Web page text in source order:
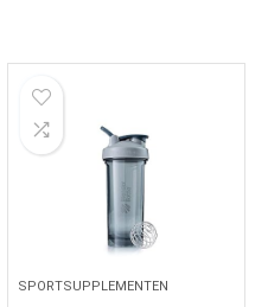
SPORTSUPPLEMENTEN